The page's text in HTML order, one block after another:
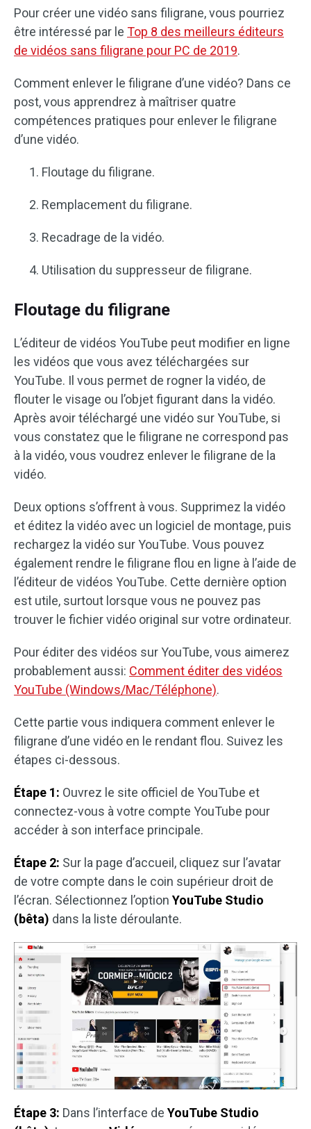
Pour créer une vidéo sans filigrane, vous pourriez
être intéressé par le Top 8 des meilleurs éditeurs
de vidéos sans filigrane pour PC de 2019.
Comment enlever le filigrane d’une vidéo? Dans ce
post, vous apprendrez à maîtriser quatre
compétences pratiques pour enlever le filigrane
d’une vidéo.
Floutage du filigrane.
Remplacement du filigrane.
Recadrage de la vidéo.
Utilisation du suppresseur de filigrane.
Floutage du filigrane
L’éditeur de vidéos YouTube peut modifier en ligne
les vidéos que vous avez téléchargées sur
YouTube. Il vous permet de rogner la vidéo, de
flouter le visage ou l’objet figurant dans la vidéo.
Après avoir téléchargé une vidéo sur YouTube, si
vous constatez que le filigrane ne correspond pas
à la vidéo, vous voudrez enlever le filigrane de la
vidéo.
Deux options s’offrent à vous. Supprimez la vidéo
et éditez la vidéo avec un logiciel de montage, puis
rechargez la vidéo sur YouTube. Vous pouvez
également rendre le filigrane flou en ligne à l’aide de
l’éditeur de vidéos YouTube. Cette dernière option
est utile, surtout lorsque vous ne pouvez pas
trouver le fichier vidéo original sur votre ordinateur.
Pour éditer des vidéos sur YouTube, vous aimerez
probablement aussi: Comment éditer des vidéos
YouTube (Windows/Mac/Téléphone).
Cette partie vous indiquera comment enlever le
filigrane d’une vidéo en le rendant flou. Suivez les
étapes ci-dessous.
Étape 1: Ouvrez le site officiel de YouTube et
connectez-vous à votre compte YouTube pour
accéder à son interface principale.
Étape 2: Sur la page d’accueil, cliquez sur l’avatar
de votre compte dans le coin supérieur droit de
l’écran. Sélectionnez l’option YouTube Studio
(bêta) dans la liste déroulante.
Étape 3: Dans l’interface de YouTube Studio